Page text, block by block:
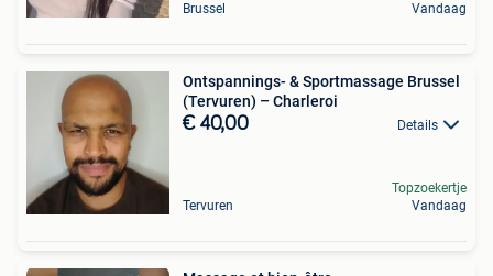
Brussel
Vandaag
Ontspannings- & Sportmassage Brussel
(Tervuren) – Charleroi
€ 40,00 Details
Tervuren
Topzoekertje
Vandaag